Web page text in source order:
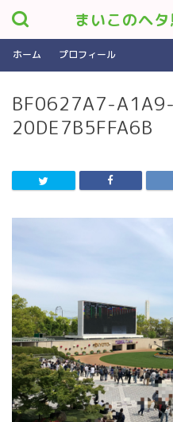
まいこのヘ
ホーム プロフィール
BF0627A7-
20DE7B5FFA6B